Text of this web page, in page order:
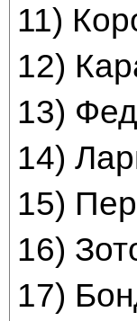
11)
12)
13)
14)
15)
16)
17)